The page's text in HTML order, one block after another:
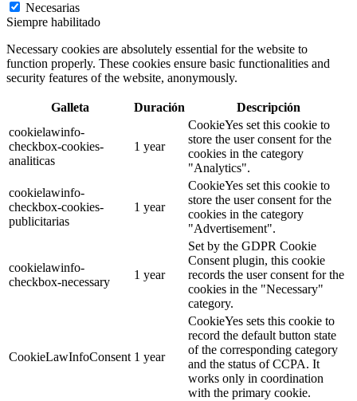
Necesarias
Siempre habilitado
Necessary cookies are absolutely essential for the website to
function properly. These cookies ensure basic functionalities and
security features of the website, anonymously.
Galleta Duración
Descripción
cookielawinfo-
checkbox-cookies-
analiticas
1 year
CookieYes set this cookie to
store the user consent for the
cookies in the category
"Analytics".
cookielawinfo-
checkbox-cookies-
publicitarias
1 year
CookieYes set this cookie to
store the user consent for the
cookies in the category
"Advertisement".
cookielawinfo-
checkbox-necessary
1 year
Set by the GDPR Cookie
Consent plugin, this cookie
records the user consent for the
cookies in the "Necessary"
category.
CookieLawInfoConsent 1 year
CookieYes sets this cookie to
record the default button state
of the corresponding category
and the status of CCPA. It
works only in coordination
with the primary cookie.